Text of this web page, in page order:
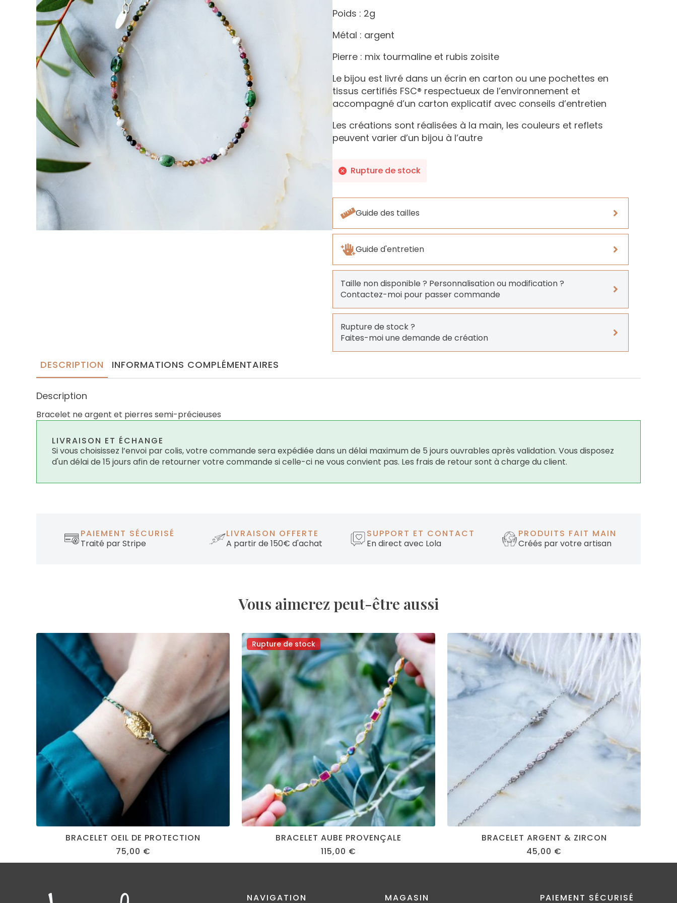
Poids : 2g
Métal : argent
Pierre : mix tourmaline et rubis zoisite
Le bijou est livré dans un écrin en carton ou une pochettes en
tissus certifiés FSC® respectueux de l’environnement et
accompagné d’un carton explicatif avec conseils d’entretien
Les créations sont réalisées à la main, les couleurs et reflets
peuvent varier d’un bijou à l’autre
Rupture de stock
Guide des tailles
Guide d'entretien
Taille non disponible ? Personnalisation ou modification ?
Contactez-moi pour passer commande
Rupture de stock ?
Faites-moi une demande de création
DESCRIPTION INFORMATIONS COMPLÉMENTAIRES
Description
Bracelet ne argent et pierres semi-précieuses
LIVRAISON ET ÉCHANGE
Si vous choisissez l’envoi par colis, votre commande sera expédiée dans un délai maximum de 5 jours ouvrables après validation. Vous disposez
d'un délai de 15 jours afin de retourner votre commande si celle-ci ne vous convient pas. Les frais de retour sont à charge du client.
PAIEMENT SÉCURISÉ
Traité par Stripe
LIVRAISON OFFERTE
A partir de 150€ d'achat
SUPPORT ET CONTACT
En direct avec Lola
PRODUITS FAIT MAIN
Créés par votre artisan
Vous aimerez peut-être aussi
BRACELET OEIL DE PROTECTION
75,00 €
Rupture de stock
BRACELET AUBE PROVENÇALE
115,00 €
BRACELET ARGENT & ZIRCON
45,00 €
NAVIGATION MAGASIN PAIEMENT SÉCURISÉ